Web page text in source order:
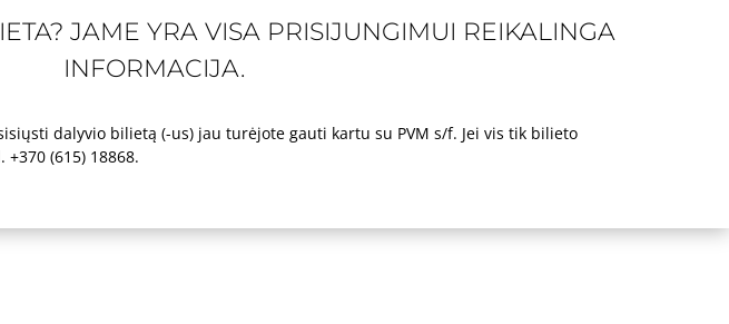
JAME YRA VISA PRISIJUNGIMUI REIKALINGA
INFORMACIJA.
dalyvio bilietą (-us) jau turėjote gauti kartu su PVM s/f. Jei vis tik bilieto
(615) 18868.